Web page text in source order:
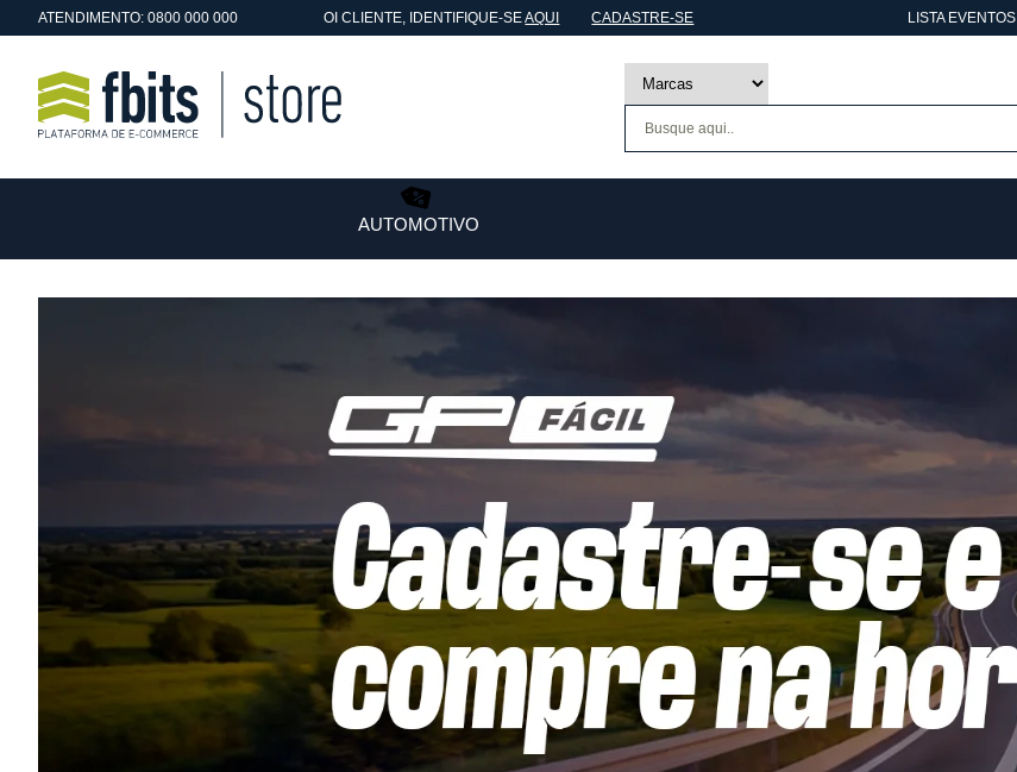
ATENDIMENTO: 0800 000 000 OICLIENTE, IDENTIFIQUE-SEAQUI CADASTRE-SE LISTA EVENTOS
AUTOMOTIVO